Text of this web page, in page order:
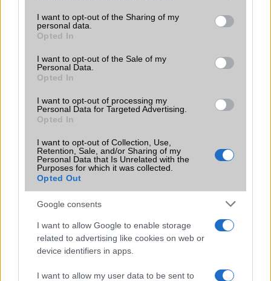
not limited to your visit or usage behaviour. You may click to
grant or deny consent to Google and its third-party tags to
use your data for below specified purposes in below Google
consent section.
I want to opt-out of the Sharing of my
personal data.
Opted In
I want to opt-out of the Sale of my
Personal Data.
Opted In
I want to opt-out of processing my
Personal Data for Targeted Advertising.
Opted In
I want to opt-out of Collection, Use,
Retention, Sale, and/or Sharing of my
Personal Data that Is Unrelated with the
Purposes for which it was collected.
Opted Out
Google consents
I want to allow Google to enable storage
related to advertising like cookies on web or
device identifiers in apps.
I want to allow my user data to be sent to
Huawei: bedurvul kamera és kijelző
terén
2017.08.04
A kínai gyártó egyre jobb és jobb telefonokat gyárt, a
Huawei Mate 10 pedig legalább olyan jó lesz, mint a
konkurencia.
Hivatalosan is itt a Mate 20 és a Pro
Ötszörös zoom, ultragyors töltés, 7nm-es chip és kijelzőbe
épített ujjlenyomat-olvasó.
KAPCSOLÓDÓ HÍREK